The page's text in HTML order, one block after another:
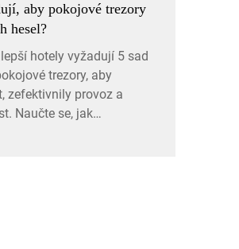
aby pokojové trezory
hesel?
hotely vyžadují 5 sad
trezory, aby
zefektivnily provoz a
Naučte se, jak
chrání cennosti hostů a